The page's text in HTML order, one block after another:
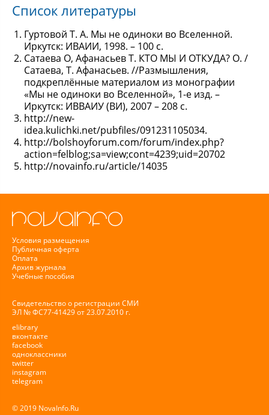
Список литературы
Гуртовой Т. А. Мы не одиноки во Вселенной.
Иркутск: ИВАИИ, 1998. – 100 с.
Сатаева О, Афанасьев Т. КТО МЫ И ОТКУДА? О. /
Сатаева, Т. Афанасьев. //Размышления,
подкреплённые материалом из монографии
«Мы не одиноки во Вселенной», 1-е изд. –
Иркутск: ИВВАИУ (ВИ), 2007 – 208 с.
http://new-
idea.kulichki.net/pubfiles/091231105034.
http://bolshoyforum.com/forum/index.php?
action=felblog;sa=view;cont=4239;uid=20702
http://novainfo.ru/article/14035
Условия размещения
Публичная оферта
Оплата
Архив журнала
Учебные пособия
Свидетельство о регистрации СМИ
ЭЛ № ФС77-41429 от 23.07.2010 г.
elibrary
вконтакте
facebook
одноклассники
twitter
instagram
telegram
© 2019 NovaInfo.Ru